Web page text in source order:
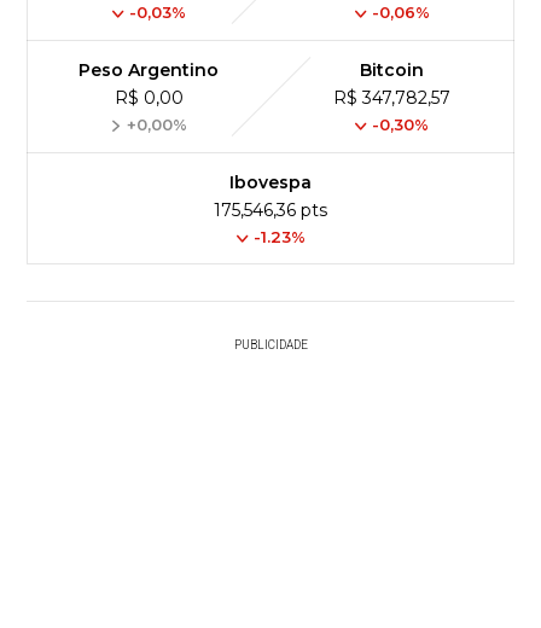
-0,03% -0,06%
Peso Argentino
R$ 0,00
+0,00%
Bitcoin
R$ 347,782,57
-0,30%
Ibovespa
175,546,36 pts
-1.23%
PUBLICIDADE